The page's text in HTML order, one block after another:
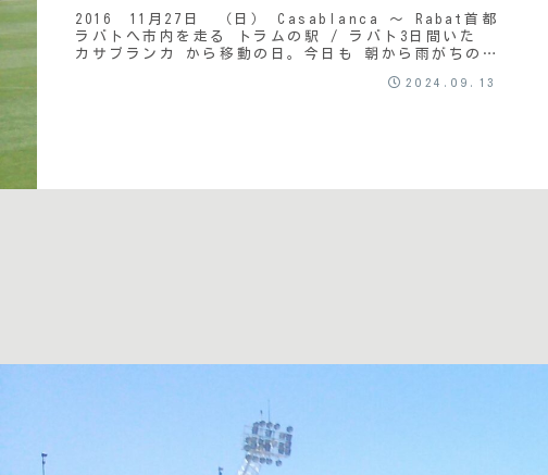
2016 11月27日 （日） Casablanca ～ Rabat首都
ラバトへ市内を走る トラムの駅 / ラバト3日間いた
カサブランカ から移動の日。今日も 朝から雨がちの
2024.09.13